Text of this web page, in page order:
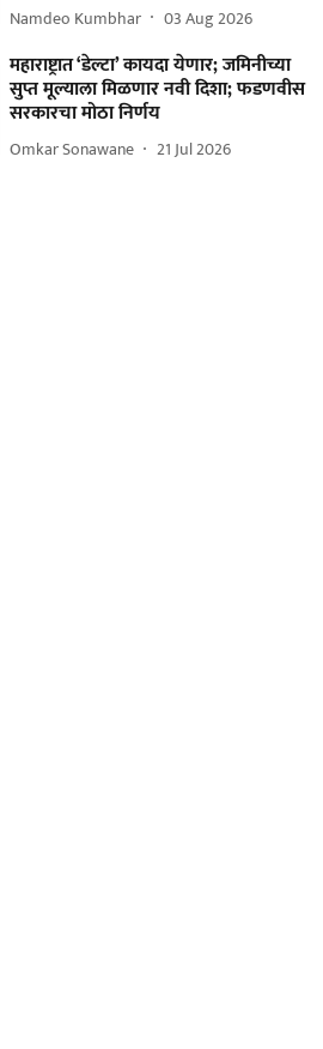
Namdeo Kumbhar 03 Aug 2026
महाराष्ट्रात ‘डेल्टा’ कायदा येणार; जमिनीच्या
सुप्त मूल्याला मिळणार नवी दिशा; फडणवीस
सरकारचा मोठा निर्णय
Omkar Sonawane 21 Jul 2026